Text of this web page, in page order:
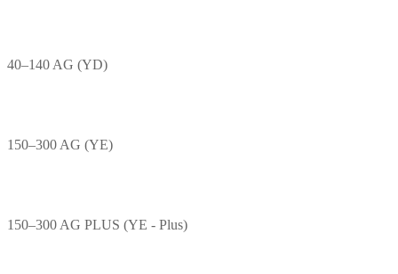
40–140 AG (YD)
150–300 AG (YE)
150–300 AG PLUS (YE - Plus)